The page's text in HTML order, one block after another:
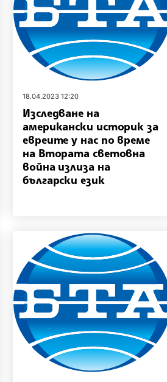
18.04.2023 12:20
Изследване на
американски историк за
евреите у нас по време
на Втората световна
война излиза на
български език